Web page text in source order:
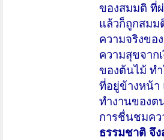
ของสมมติ ที่
แล้วก็ถูกสมม
ความจริงขอ
ความสุขจาก
ของต้นไม้ ท
ที่อยู่ข้างหน้า
ทำงานของต
การชื่นชมคว
ธรรมชาติ จึ